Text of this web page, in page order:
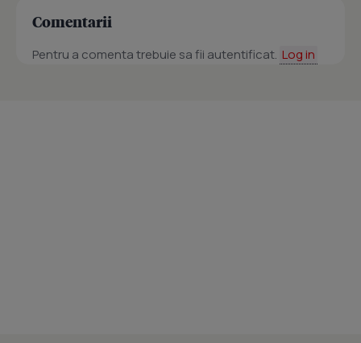
Comentarii
Pentru a comenta trebuie sa fii autentificat. Log in